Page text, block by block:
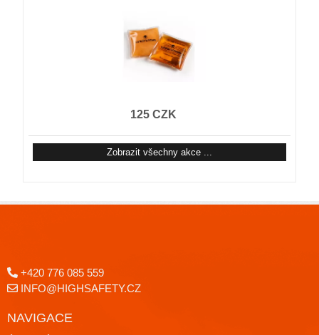
125 CZK
Zobrazit všechny akce ...
+420 776 085 559
INFO@HIGHSAFETY.CZ
NAVIGACE